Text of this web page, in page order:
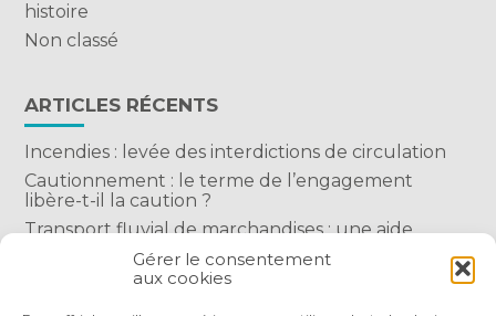
Gérer le consentement
aux cookies
histoire
Non classé
ARTICLES RÉCENTS
Incendies : levée des interdictions de circulation
Cautionnement : le terme de l’engagement
libère-t-il la caution ?
Transport fluvial de marchandises : une aide
financière bienvenue
Succession : les donations du parent renonçant